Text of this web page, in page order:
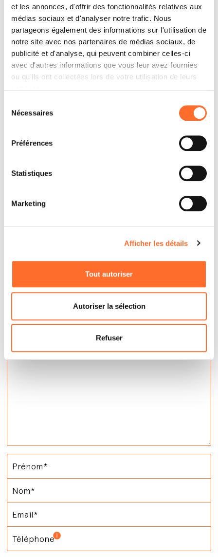
et les annonces, d'offrir des fonctionnalités relatives aux
médias sociaux et d'analyser notre trafic. Nous
partageons également des informations sur l'utilisation de
notre site avec nos partenaires de médias sociaux, de
publicité et d'analyse, qui peuvent combiner celles-ci
avec d'autres informations que vous leur avez fournies
ou qu'ils ont collectées lors de votre utilisation de leurs
Nécessaires
Préférences
Statistiques
Marketing
Afficher les détails
Tout autoriser
Autoriser la sélection
Refuser
Directement ou par l’intermédiaire d’un
professionnel habilité, ce revendeur s’occupe de
concevoir et monter l’installation d’évacuation des
fumées la plus adaptée à votre maison et au produit
que vous avez choisi.
Ce revendeur vous offre un service de nettoyage,
s’agit d’une vérification qui doit être effectuée en
vertu de la loi une fois par an (découvrez plus sur
Vente de bois et pellets
Chez ce revendeur, vous pouvez également trouver
pellets sont en effet disponibles à des prix
domicile.
Contactez